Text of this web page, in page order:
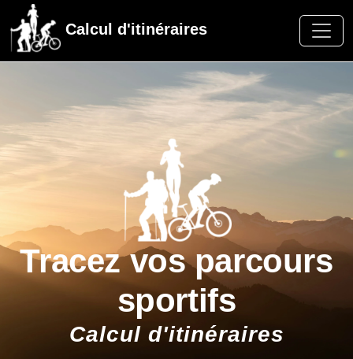
Calcul d'itinéraires
Tracez vos parcours
sportifs
Calcul d'itinéraires